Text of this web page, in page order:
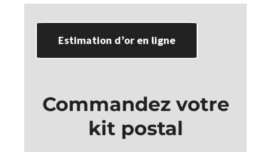
Estimation d’or en ligne
Commandez votre
kit postal